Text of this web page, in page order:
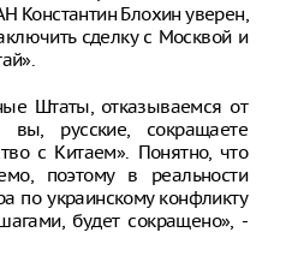
Константин Блохин уверен,
сделку с Москвой и
Штаты, отказываемся от
русские, сокращаете
с Китаем». Понятно, что
поэтому в реальности
по украинскому конфликту
будет сокращено», -